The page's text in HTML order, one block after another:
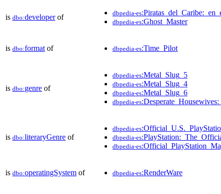
is dbo:developerof dbpedia-es
dbpedia-es:Ghost_Master
is dbo:format of dbpedia-es:Time_Pilot
is dbo:genre of
dbpedia-es:Metal_Slug_5
dbpedia-es:Metal_Slug_4
dbpedia-es:Metal_Slug_6
dbpedia-es
is dbo:literaryGenre of
dbpedia-es
dbpedia-es
dbpedia-es
is dbo:operatingSystem of dbpedia-es:RenderWare